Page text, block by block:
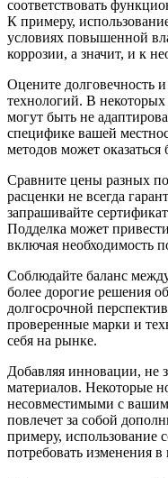
соответствовать
К примеру,
условиях повышенной
коррозии, а значит, и к
Оцените долговечность
технологий. В
могут быть не
специфике вашей
методов может
Сравните цены разных
расценки не всегда
запрашивайте
Подделка может
включая необходимость
Соблюдайте баланс
более дорогие решения
долгосрочной
проверенные марки и
себя на рынке.
Добавляя инновации, не
материалов. Некоторые
несовместимыми с
повлечет за собой
примеру, использование
потребовать изменения